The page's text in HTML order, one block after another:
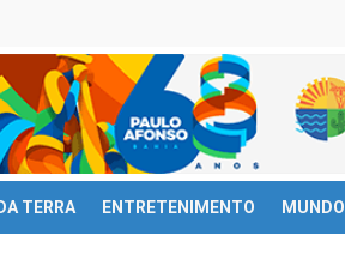
TERRA ENTRETENIMENTO MUNDO